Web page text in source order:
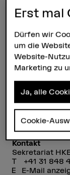
Anzahl ECTS
120 ECTS
Deutsch /
Studienort
Biel, Bern
Departement
Hochschule
24.–26.
Kontakt
Sekretariat
+41 31 848
E-Mail
Erst mal
Dürfen wir
um die
Website-
Marketing zu
Ja, alle
Cookie-